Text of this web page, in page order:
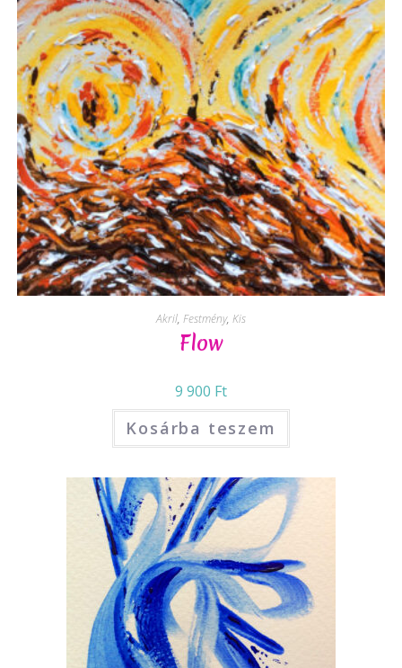
Akril, Festmény, Kis
Flow
9 900 Ft
Kosárba teszem